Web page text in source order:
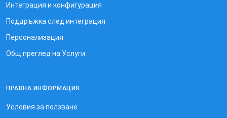
Интеграция и конфигурация
Поддръжка след интеграция
Персонализация
Общ преглед на Услуги
ПРАВНА ИНФОРМАЦИЯ
Условия за ползване